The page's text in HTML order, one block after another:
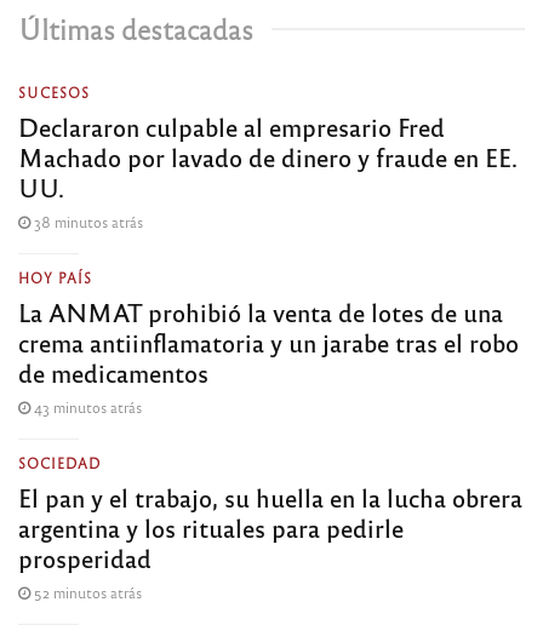
Últimas destacadas
SUCESOS
Declararon culpable al empresario Fred
Machado por lavado de dinero y fraude en EE.
UU.
38 minutos atrás
HOY PAÍS
La ANMAT prohibió la venta de lotes de una
crema antiinflamatoria y un jarabe tras el robo
de medicamentos
43 minutos atrás
SOCIEDAD
El pan y el trabajo, su huella en la lucha obrera
argentina y los rituales para pedirle
prosperidad
52 minutos atrás